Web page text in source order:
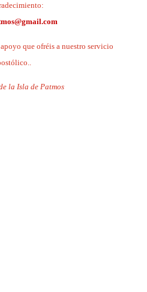
que ofréis a nuestro servicio
la Isla de Patmos